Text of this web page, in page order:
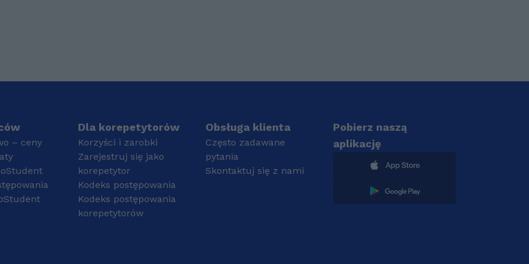
prowadziłam dla osób
ze szkoły podstawowej
przed sprawdzianami,
pomoc zrozumienia czy
też do egzaminu
ósmoklasisty z
matematyki. Podobnie
tłumaczyłam różnym
teatralnym
angielski, historia).
Obecnie studiuję na
Szczecińskim na
kierunku finanse i
– ceny
Dla korepetytorów
Korzyści i zarobki
Zarejestruj się jako
korepetytor
Kodeks postępowania
Kodeks postępowania
korepetytorów
Obsługa klienta
Często zadawane
pytania
Skontaktuj się z nami
Pobierz naszą
aplikację